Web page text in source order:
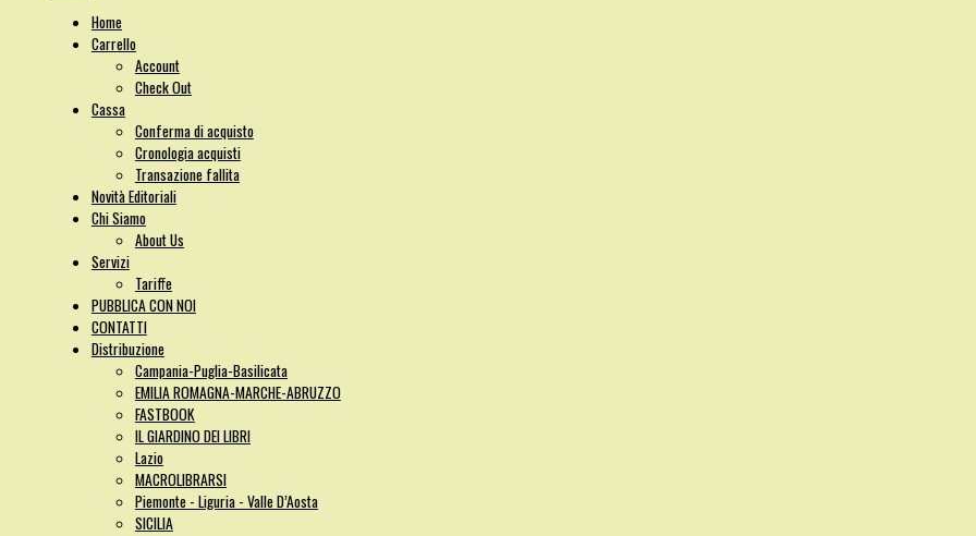
Home
Carrello
Account
Check Out
Cassa
Conferma di acquisto
Cronologia acquisti
Transazione fallita
Novità Editoriali
Chi Siamo
About Us
Servizi
Tariffe
PUBBLICA CON NOI
CONTATTI
Distribuzione
Campania-Puglia-Basilicata
EMILIA ROMAGNA-MARCHE-ABRUZZO
FASTBOOK
IL GIARDINO DEI LIBRI
Lazio
MACROLIBRARSI
Piemonte - Liguria - Valle D’Aosta
SICILIA